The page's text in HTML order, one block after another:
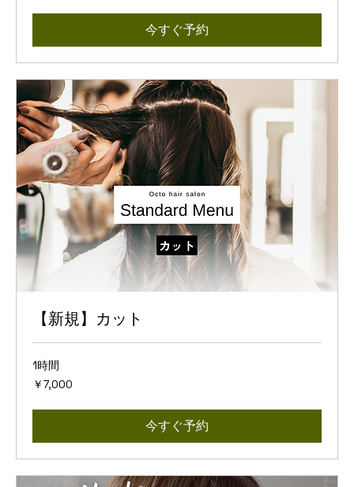
今すぐ予約
【新規】カット
1時間
7,000
円
￥7,000
今すぐ予約